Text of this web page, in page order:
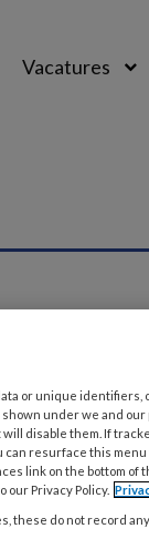
Vacatures
met Niet
quiz!
or unique identifiers,
under we and
disable them. If
can resurface this
link on the bottom of
Privacy Policy.
these do not record